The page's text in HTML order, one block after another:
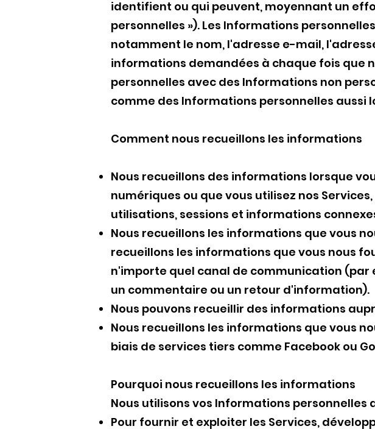
identifient ou qui peuvent, moyennant un
personnelles »). Les Informations
notamment le nom, l'adresse e-mail,
informations demandées à chaque fois que
personnelles avec des Informations non
comme des Informations personnelles
Comment nous recueillons les informations
Nous recueillons des informations lorsque
numériques ou que vous utilisez nos
utilisations, sessions et informations
Nous recueillons les informations que vous
recueillons les informations que vous nous
n'importe quel canal de communication (par
un commentaire ou un retour d'information).
Nous pouvons recueillir des informations
Nous recueillons les informations que vous
biais de services tiers comme Facebook ou
Pourquoi nous recueillons les informations
Nous utilisons vos Informations personnelles
Pour fournir et exploiter les Services,